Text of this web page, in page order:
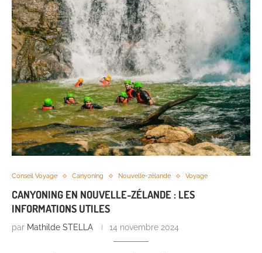
Conseil Voyage Canyoning Nouvelle-zélande Voyage
CANYONING EN NOUVELLE-ZÉLANDE : LES
INFORMATIONS UTILES
par Mathilde STELLA 14 novembre 2024